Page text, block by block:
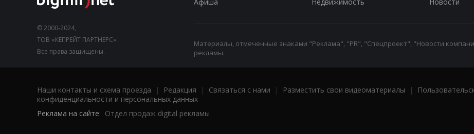
© 2000-2024,
ТОВ «КЕПРЕЙТ ПАРТНЕРС».
Все права защищены.
Материалы, отмеченные знаками "Реклама", "PR", "Спецпроект", "Новости
рекламы.
Наши контакты и схема проезда | Редакция | Связаться с нами | Разместить свои видеоматериалы |
конфиденциальности и персональных данных
Реклама на сайте: Отдел продаж digital рекламы